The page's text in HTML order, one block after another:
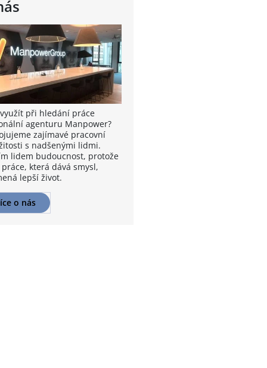
při hledání práce
agenturu Manpower?
zajímavé pracovní
s nadšenými lidmi.
lidem budoucnost, protože
která dává smysl,
lepší život.
o nás